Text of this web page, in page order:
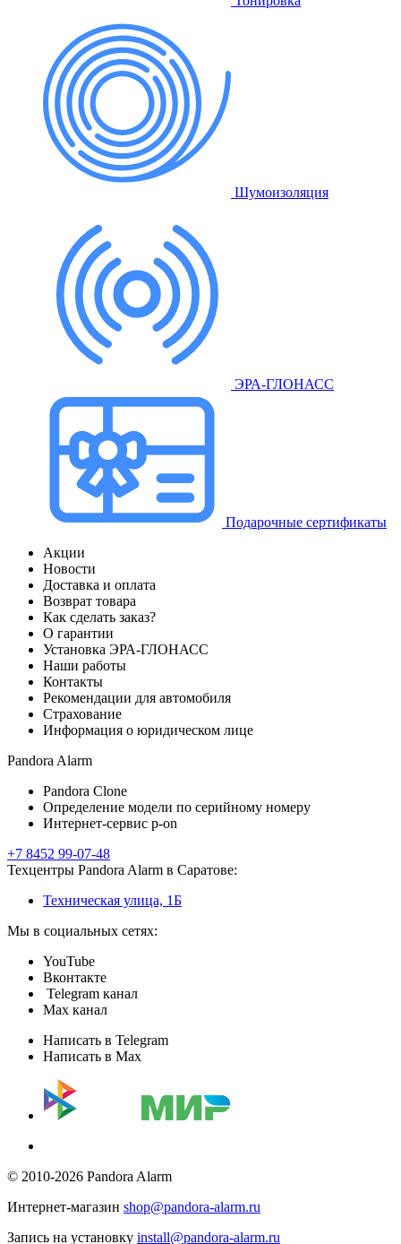
Шумоизоляция
ЭРА-ГЛОНАСС
Подарочные сертификаты
Акции
Новости
Доставка и оплата
Возврат товара
Как сделать заказ?
О гарантии
Установка ЭРА-ГЛОНАСС
Наши работы
Контакты
Рекомендации для автомобиля
Страхование
Информация о юридическом лице
Pandora Alarm
Pandora Clone
Определение модели по серийному номеру
Интернет-сервис p-on
+7 8452 99-07-48
Техцентры Pandora Alarm в Саратове:
Техническая улица, 1Б
Мы в социальных сетях:
YouTube
Вконтакте
Telegram канал
Max канал
Написать в Telegram
Написать в Max
© 2010-2026 Pandora Alarm
Интернет-магазин shop@pandora-alarm.ru
Запись на установку install@pandora-alarm.ru